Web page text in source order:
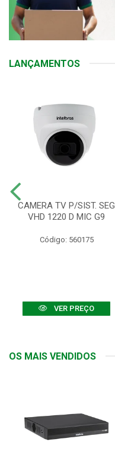
LANÇAMENTOS
CAMERA TV P/SIST. SEG
VHD 1220 D MIC G9
Código: 560175
VER PREÇO
OS MAIS VENDIDOS